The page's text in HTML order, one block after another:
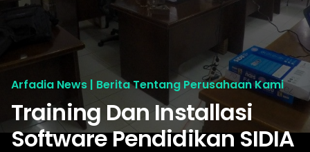
Arfadia News | Berita Tentang Perusahaan Kami
Training Dan Installasi
Software Pendidikan SIDIA